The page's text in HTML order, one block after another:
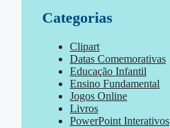
Categorias
Clipart
Datas Comemorativas
Educação Infantil
Ensino Fundamental
Jogos Online
Livros
PowerPoint Interativos